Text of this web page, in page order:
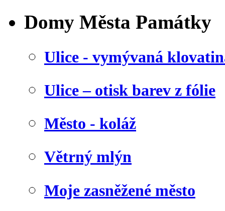
Domy Města Památky
Ulice - vymývaná
Ulice – otisk barev z fólie
Město - koláž
Větrný mlýn
Moje zasněžené město